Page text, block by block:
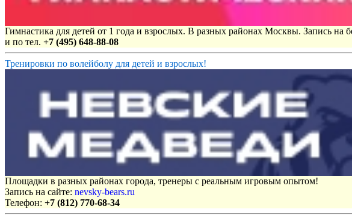
Гимнастика для детей от 1 года и взрослых. В разных районах Москвы. Запись на
и по тел. +7 (495) 648-88-08
Тренировки по волейболу для детей и взрослых!
Площадки в разных районах города, тренеры с реальным игровым опытом!
Запись на сайте: nevsky-bears.ru
Телефон: +7 (812) 770-68-34